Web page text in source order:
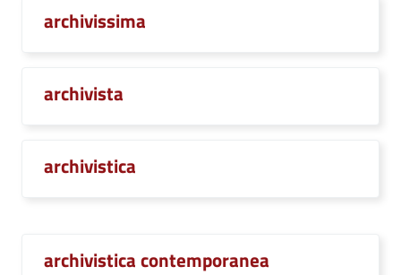
archivissima
archivista
archivistica
archivistica contemporanea